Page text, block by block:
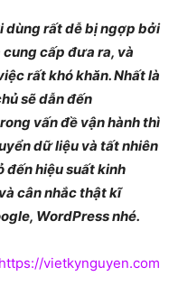
dùng rất dễ bị ngợp bởi
cấp đưa ra, và
rất khó khăn. Nhất là
sẽ dẫn đến
vấn đề vận hành thì
dữ liệu và tất nhiên
đến hiệu suất kinh
cân nhắc thật kĩ
WordPress nhé.
https://vietkynguyen.com